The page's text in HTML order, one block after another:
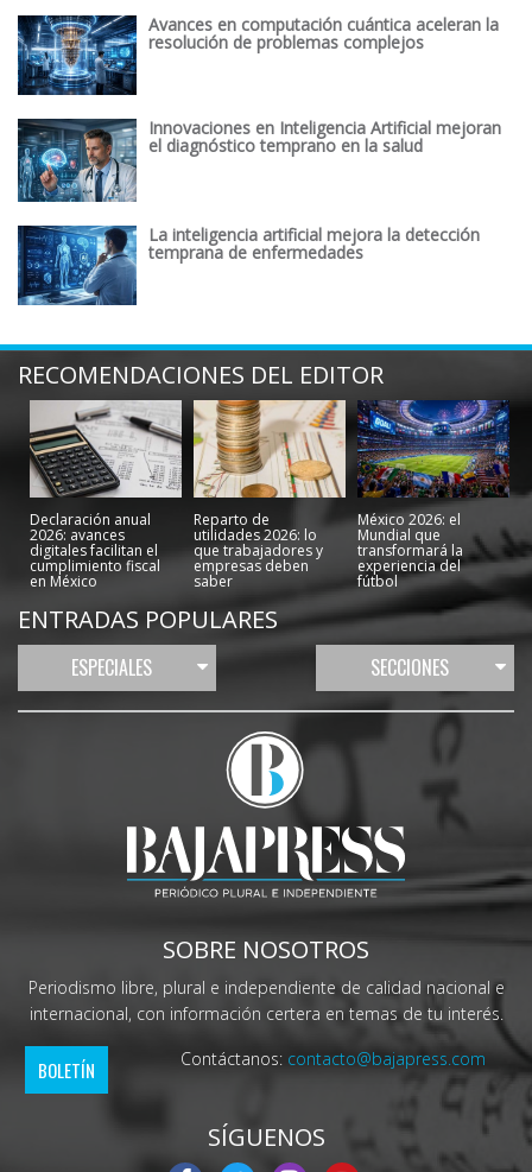
Avances en computación cuántica aceleran la
resolución de problemas complejos
Innovaciones en Inteligencia Artificial mejoran
el diagnóstico temprano en la salud
La inteligencia artificial mejora la detección
temprana de enfermedades
RECOMENDACIONES DEL EDITOR
Declaración anual
2026: avances
digitales facilitan el
cumplimiento fiscal
en México
Reparto de
utilidades 2026: lo
que trabajadores y
empresas deben
saber
México 2026: el
Mundial que
transformará la
experiencia del
fútbol
ENTRADAS POPULARES
ESPECIALES SECCIONES
SOBRE NOSOTROS
Periodismo libre, plural e independiente de calidad nacional e
internacional, con información certera en temas de tu interés.
BOLETÍN Contáctanos: contacto@bajapress.com
SÍGUENOS